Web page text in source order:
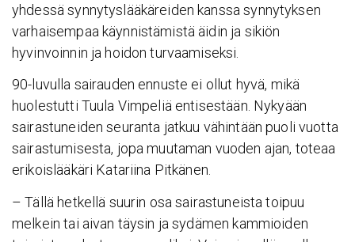
yhdessä synnytyslääkäreiden kanssa synnytyksen
varhaisempaa käynnistämistä äidin ja sikiön
hyvinvoinnin ja hoidon turvaamiseksi.
90-luvulla sairauden ennuste ei ollut hyvä, mikä
huolestutti Tuula Vimpeliä entisestään. Nykyään
sairastuneiden seuranta jatkuu vähintään puoli vuotta
sairastumisesta, jopa muutaman vuoden ajan, toteaa
erikoislääkäri Katariina Pitkänen.
– Tällä hetkellä suurin osa sairastuneista toipuu
melkein tai aivan täysin ja sydämen kammioiden